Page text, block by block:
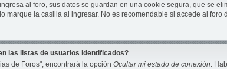
al foro, sus datos se guardan en una cookie segura, que se
marque la casilla al ingresar. No es recomendable si accede al
las listas de usuarios identificados?
de Foros", encontrará la opción Ocultar mi estado de conexión.